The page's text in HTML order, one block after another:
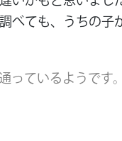
べても、うちの
っているようです。